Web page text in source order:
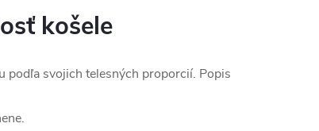
košele
podľa svojich telesných proporcií. Popis